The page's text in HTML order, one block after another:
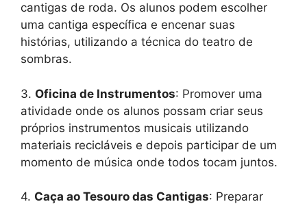
cantigas de roda. Os alunos podem escolher
uma cantiga específica e encenar suas
histórias, utilizando a técnica do teatro de
sombras.
3. Oficina de Instrumentos: Promover uma
atividade onde os alunos possam criar seus
próprios instrumentos musicais utilizando
materiais recicláveis e depois participar de um
momento de música onde todos tocam juntos.
4. Caça ao Tesouro das Cantigas: Preparar